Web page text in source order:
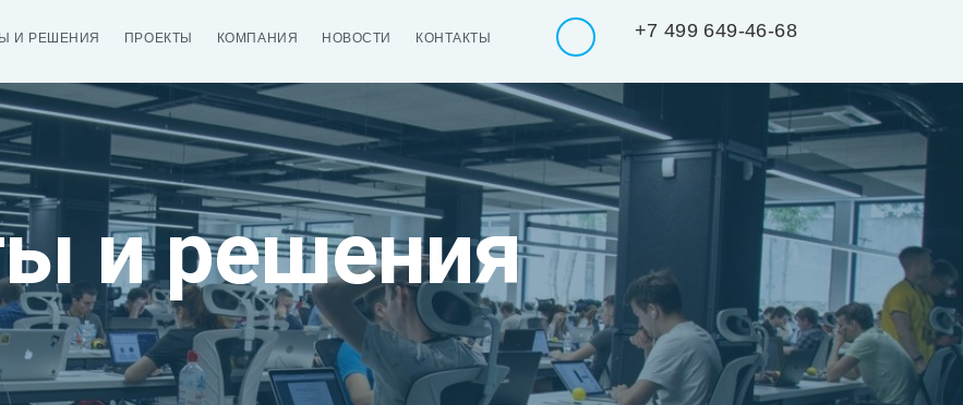
И РЕШЕНИЯ ПРОЕКТЫ КОМПАНИЯ НОВОСТИ КОНТАКТЫ +7 499 649-46-68
и решения